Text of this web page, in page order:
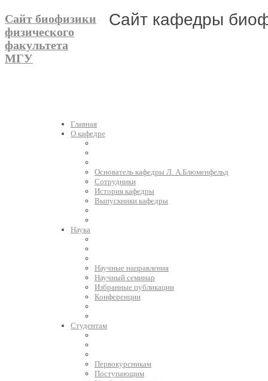
Сайт кафедры
Сайт биофизики
физического
факультета
МГУ
Главная
О кафедре
Основатель кафедры Л. А.Блюменфельд
Сотрудники
История кафедры
Выпускники кафедры
Наука
Научные направления
Научный семинар
Избранные публикации
Конференции
Студентам
Первокурсникам
Поступающим